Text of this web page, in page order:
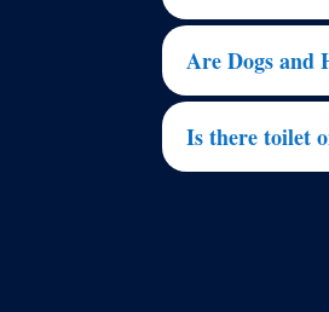
Are Dogs and
Is there toilet